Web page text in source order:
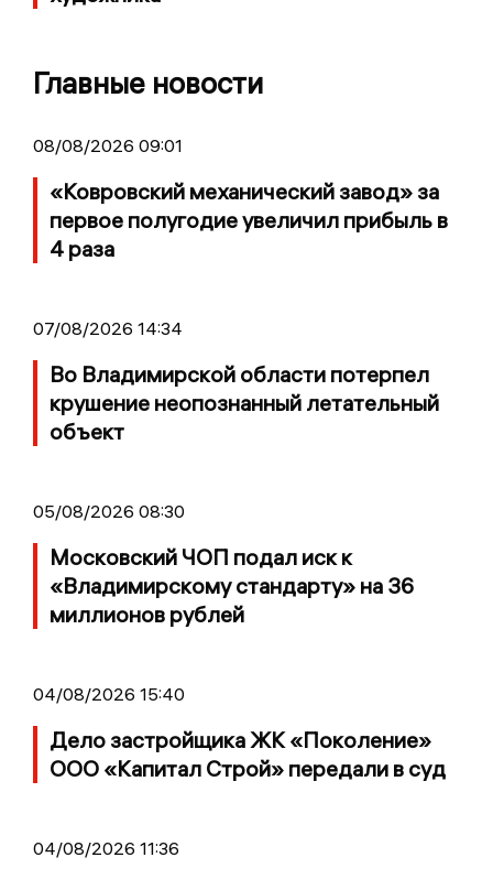
Главные новости
08/08/2026 09:01
«Ковровский механический завод» за
первое полугодие увеличил прибыль в
4 раза
07/08/2026 14:34
Во Владимирской области потерпел
крушение неопознанный летательный
объект
05/08/2026 08:30
Московский ЧОП подал иск к
«Владимирскому стандарту» на 36
миллионов рублей
04/08/2026 15:40
Дело застройщика ЖК «Поколение»
ООО «Капитал Строй» передали в суд
04/08/2026 11:36